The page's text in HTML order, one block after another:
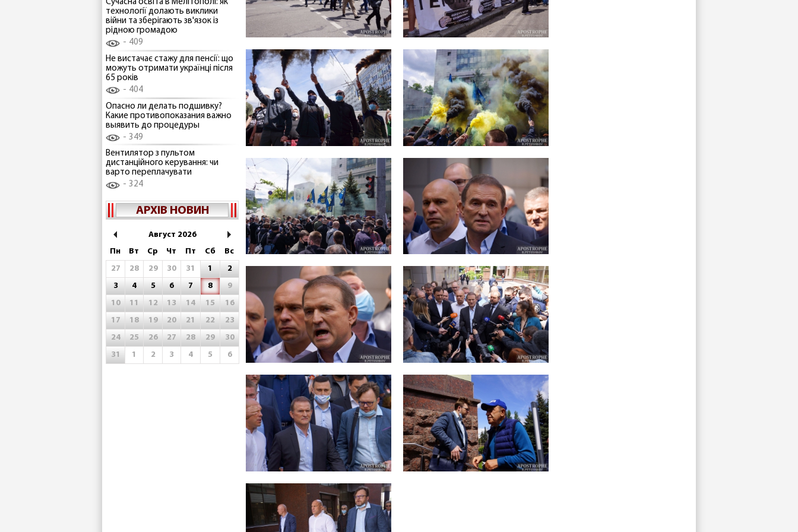
Сучасна освіта в Мелітополі: як
технології долають виклики
війни та зберігають зв'язок із
рідною громадою
409
Не вистачає стажу для пенсії: що
можуть отримати українці після
65 років
404
Опасно ли делать подшивку?
Какие противопоказания важно
выявить до процедуры
349
Вентилятор з пультом
дистанційного керування: чи
варто переплачувати
324
АРХІВ НОВИН
Август 2026
Пн
Вт Ср Чт Пт Сб
Вс
27
28 29 30 31 1
2
3
4 5 6 7 8
9
10
11 12 13 14 15
16
17
18 19 20 21 22
23
24
25 26 27 28 29
30
31
1 2 3 4 5 6